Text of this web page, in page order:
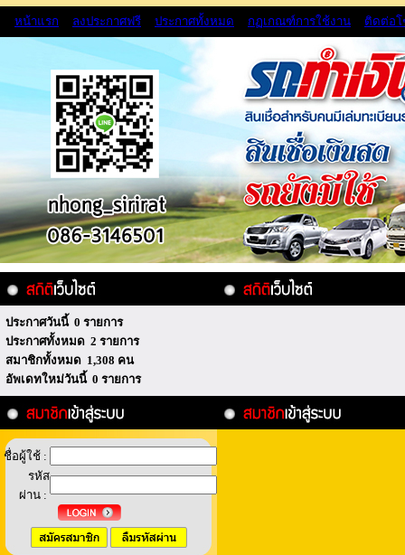
หน้าแรก ลงประกาศฟรี ประกาศทั้งหมด กฏเกณฑ์การใช้งาน ติดต่อ
ประกาศวันนี้ 0 รายการ
ประกาศทั้งหมด 2 รายการ
สมาชิกทั้งหมด 1,308 คน
อัพเดทใหม่วันนี้ 0 รายการ
ชื่อผู้ใช้ :
รหัส
ผ่าน :